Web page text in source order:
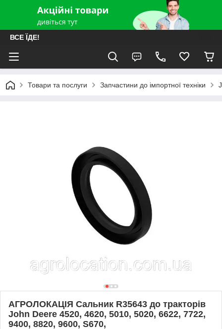
ВСЕ ЇДЕ!
Товари та послуги Запчастини до імпортної техніки
АГРОЛОКАЦІЯ Сальник R35643 до тракторів
John Deere 4520, 4620, 5010, 5020, 6622, 7722,
9400, 8820, 9600, S670,